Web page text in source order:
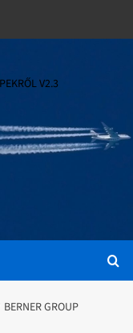
V2.3
BERNER GROUP